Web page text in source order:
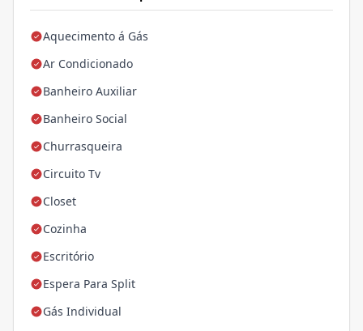
Aquecimento á Gás
Ar Condicionado
Banheiro Auxiliar
Banheiro Social
Churrasqueira
Circuito Tv
Closet
Cozinha
Escritório
Espera Para Split
Gás Individual